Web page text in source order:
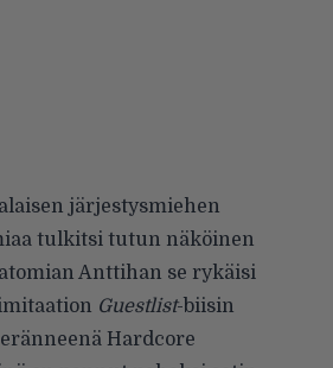
järjestysmiehen
tulkitsi tutun näköinen
Anttihan se rykäisi
Guestlist-biisin
Hardcore